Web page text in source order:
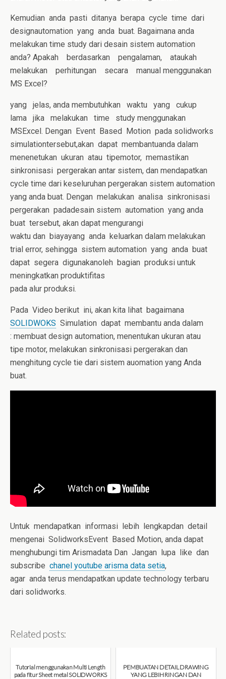
Kemudian anda pasti ditanya berapa cycle time dari
designautomation yang anda buat. Bagaimana anda
melakukan time study dari desain sistem automation
anda? Apakah berdasarkan pengalaman, ataukah
melakukan perhitungan secara manual menggunakan
MS Excel?
yang jelas, anda membutuhkan waktu yang cukup
lama jika melakukan time study menggunakan
MSExcel. Dengan Event Based Motion pada solidworks
simulationtersebut,akan dapat membantuanda dalam
menenetukan ukuran atau tipemotor, memastikan
sinkronisasi pergerakan antar sistem, dan mendapatkan
cycle time dari keseluruhan pergerakan sistem automation
yang anda buat. Dengan melakukan analisa sinkronisasi
pergerakan padadesain sistem automation yang anda
buat tersebut, akan dapat mengurangi
waktu dan biayayang anda keluarkan dalam melakukan
trial error, sehingga sistem automation yang anda buat
dapat segera digunakanoleh bagian produksi untuk
meningkatkan produktifitas
pada alur produksi.
Pada Video berikut ini, akan kita lihat bagaimana
SOLIDWOKS Simulation dapat membantu anda dalam
: membuat design automation, menentukan ukuran atau
tipe motor, melakukan sinkronisasi pergerakan dan
menghitung cycle tie dari sistem auomation yang Anda
buat.
Untuk mendapatkan informasi lebih lengkapdan detail
mengenai SolidworksEvent Based Motion, anda dapat
menghubungi tim Arismadata Dan Jangan lupa like dan
subscribe chanel youtube arisma data setia,
agar anda terus mendapatkan update technology terbaru
dari solidworks.
Related posts:
Tutorial menggunakan Multi Length
pada fitur Sheet metal SOLIDWORKS
PEMBUATAN DETAIL DRAWING
YANG LEBIH RINGAN DAN